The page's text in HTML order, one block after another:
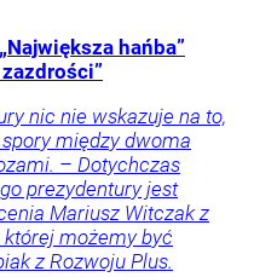
hańba”
zazdrości”
nic nie wskazuje na to,
między dwoma
– Dotychczas
prezydentury jest
Mariusz Witczak z
której możemy być
z Rozwoju Plus.